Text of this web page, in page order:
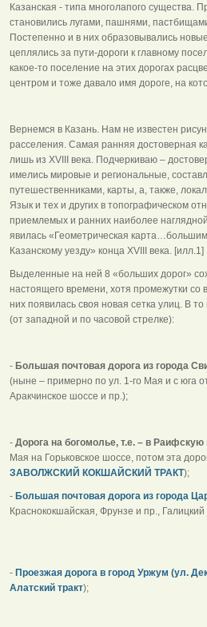
Казанская - типа многолапого существа.
становились лугами, пашнями,
Постепенно и в них образовывались
цеплялись за пути-дороги к главному
какое-то поселение на этих дорогах
центром и тоже давало имя дороге, на
Вернемся в Казань. Нам не известен
расселения. Самая ранняя достоверная
лишь из XVIII века. Подчеркиваю –
имелись мировые и региональные,
путешественниками, карты, а, также,
Язык и тех и других в топографическом
приемлемых и ранних наиболее
явилась «Геометрическая
Казанскому уезду» конца XVIII века. [илл.1]
Выделенные на ней 8 «больших дорог»
настоящего времени, хотя промежутки со
них появилась своя новая сетка улиц. В
(от западной и по часовой стрелке):
- Большая почтовая дорога из города
(ныне – примерно по ул. 1-го Мая и с юга
Аракчинское шоссе и пр.);
- Дорога на богомолье, т.е. – в
Мая на Горьковское шоссе, потом эта
ЗАВОЛЖСКИЙ КОКШАЙСКИЙ ТРАКТ);
- Большая почтовая дорога из города
Краснококшайская, Фрунзе и
- Проезжая дорога в город Уржум (ул.
Алатский тракт);